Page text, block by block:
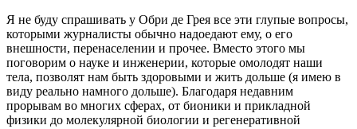
Я не буду спрашивать у Обри де Грея все эти глупые вопросы,
которыми журналисты обычно надоедают ему, о его
внешности, перенаселении и прочее. Вместо этого мы
поговорим о науке и инженерии, которые омолодят наши
тела, позволят нам быть здоровыми и жить дольше (я имею в
виду реально намного дольше). Благодаря недавним
прорывам во многих сферах, от бионики и прикладной
физики до молекулярной биологии и регенеративной